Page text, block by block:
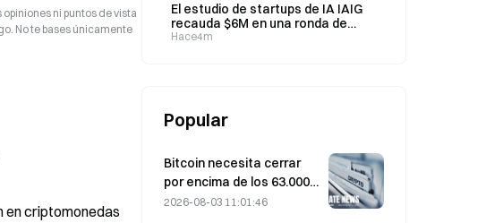
ni puntos de vista
No te bases únicamente
en criptomonedas
Sandler reduce el precio objetivo a
385 dólares
El estudio de startups de IA IAIG
recauda $6M en una ronda de
financiación presemilla liderada
Hace4m
Popular
Bitcoin necesita cerrar
por encima de los 63.000
USD en agosto para
2026-08-03 11:01:46